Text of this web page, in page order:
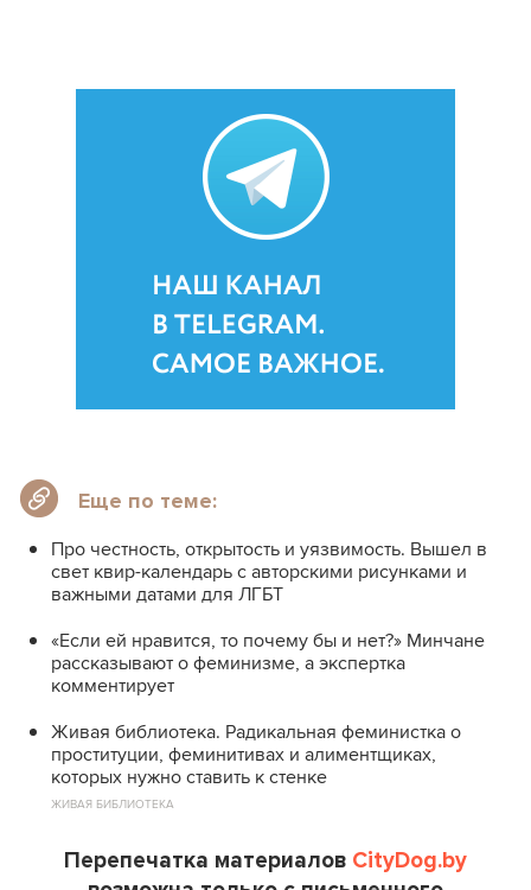
Еще по теме:
Про честность, открытость и уязвимость. Вышел в
свет квир-календарь с авторскими рисунками и
важными датами для ЛГБТ
«Если ей нравится, то почему бы и нет?» Минчане
рассказывают о феминизме, а экспертка
комментирует
Живая библиотека. Радикальная феминистка о
проституции, феминитивах и алиментщиках,
которых нужно ставить к стенке
ЖИВАЯ БИБЛИОТЕКА
Перепечатка материалов CityDog.by